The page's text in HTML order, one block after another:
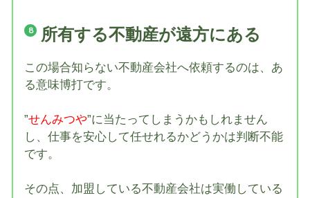
所有する不動産が遠方にある
この場合知らない不動産会社へ依頼するのは、あ
る意味博打です。
”せんみつや”に当たってしまうかもしれません
し、仕事を安心して任せれるかどうかは判断不能
です。
その点、加盟している不動産会社は実働している